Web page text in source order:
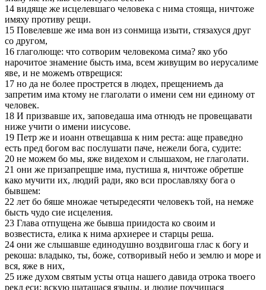
14 видяще же исцелевшаго человека с нима стояща, ничтоже
имяху противу рещи.
15 Повелевше же има вон из сонмища изыти, стязахуся друг
со другом,
16 глаголюще: что сотворим человекома сима? яко убо
нарочитое знамение бысть има, всем живущим во иерусалиме
яве, и не можемъ отврещися:
17 но да не более прострется в людех, прещениемъ да
запретим има ктому не глаголати о имени сем ни единому от
человек.
18 И призвавше их, заповедаша има отнюдъ не провещавати
ниже учити о имени иисусове.
19 Петр же и иоанн отвещавша к ним реста: аще праведно
есть пред богом вас послушати паче, нежели бога, судите:
20 не можем бо мы, яже видехом и слышахом, не глаголати.
21 они же призапрещше има, пустиша я, ничтоже обретше
како мучити их, людий ради, яко вси прославляху бога о
бывшем:
22 лет бо бяше множае четыредесяти человекъ той, на немже
бысть чудо сие исцеления.
23 Глава отпущена же бывша приидоста ко своим и
возвестиста, елика к нима архиерее и старцы реша.
24 они же слышавше единодушно воздвигоша глас к богу и
рекоша: владыко, ты, боже, сотворивый небо и землю и море и
вся, яже в них,
25 иже духом святым усты отца нашего давида отрока твоего
рекл еси: вскую шаташася языцы, и людие поучишася